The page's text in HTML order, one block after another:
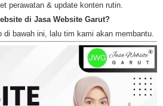
perawatan & update konten rutin.
di Jasa Website Garut?
bawah ini, lalu tim kami akan membantu.